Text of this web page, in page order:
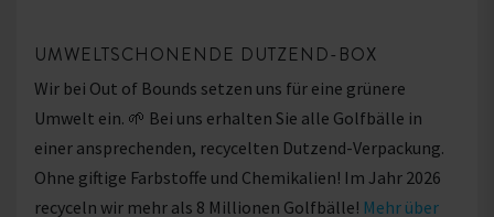
UMWELTSCHONENDE DUTZEND-BOX
Wir bei Out of Bounds setzen uns für eine grünere
Umwelt ein. 🌱 Bei uns erhalten Sie alle Golfbälle in
einer ansprechenden, recycelten Dutzend-Verpackung.
Ohne giftige Farbstoffe und Chemikalien! Im Jahr 2026
recyceln wir mehr als 8 Millionen Golfbälle! Mehr über